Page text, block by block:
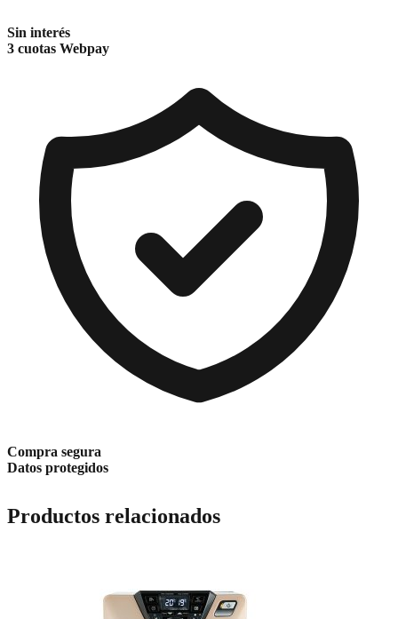
Sin interés
3 cuotas Webpay
Compra segura
Datos protegidos
Productos relacionados